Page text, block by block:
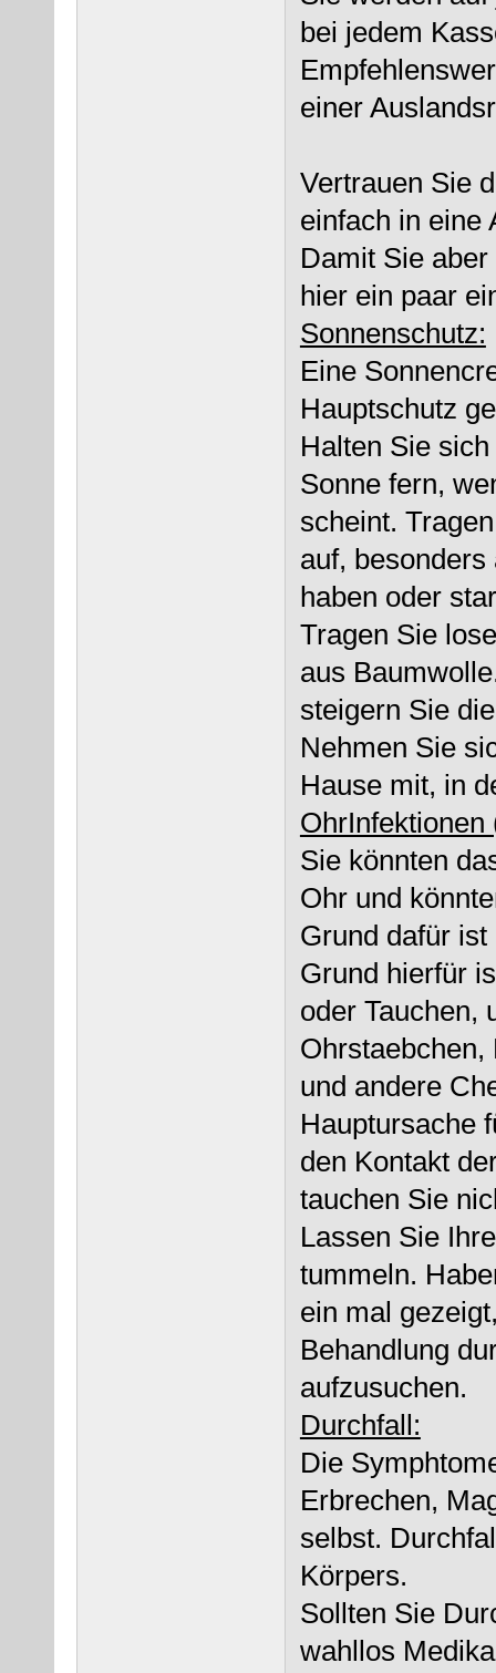
bei jedem
einer
Vertrauen Sie
einfach in eine
Damit Sie
hier ein paar
Sonnenschutz:
Eine
Hauptschutz
Halten Sie
Sonne fern,
scheint.
auf,
haben oder
Tragen Sie
aus
steigern Sie
Nehmen Sie
Hause mit, in
Sie könnten
Ohr und
Grund dafür
Grund hierfür
oder Tauchen,
und andere
Hauptursache
den Kontakt
tauchen Sie
Lassen Sie
tummeln.
ein mal
Behandlung
aufzusuchen.
Durchfall:
Die
Erbrechen,
selbst.
Körpers.
Sollten Sie
wahllos